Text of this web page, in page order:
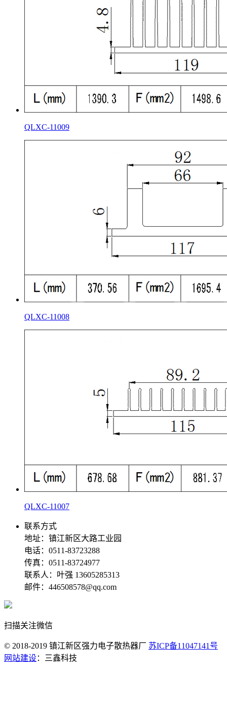
QLXC-11009
QLXC-11008
QLXC-11007
联系方式
地址：镇江新区大路工业园
电话：0511-83723288
传真：0511-83724977
联系人：叶强 13605285313
邮件：446508578@qq.com
扫描关注微信
© 2018-2019 镇江新区强力电子散热器厂 苏ICP备11047141号
网站建设：三鑫科技